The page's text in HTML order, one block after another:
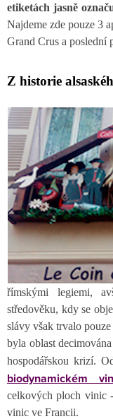
etiketách jasně
Najdeme zde pouze 3
Grand Crus a poslední
Z historie
římskými legiemi,
středověku, kdy se
slávy však trvalo
byla oblast
hospodářskou krizí.
biodynamickém
celkových ploch vinic
vinic ve Francii.